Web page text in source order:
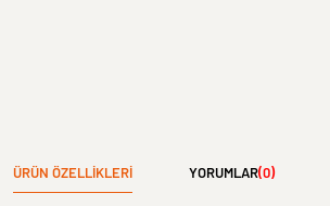
ÜRÜN ÖZELLIKLERI YORUMLAR(0)